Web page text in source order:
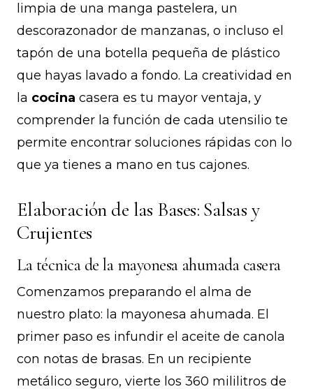
limpia de una manga pastelera, un
descorazonador de manzanas, o incluso el
tapón de una botella pequeña de plástico
que hayas lavado a fondo. La creatividad en
la cocina casera es tu mayor ventaja, y
comprender la función de cada utensilio te
permite encontrar soluciones rápidas con lo
que ya tienes a mano en tus cajones.
Elaboración de las Bases: Salsas y
Crujientes
La técnica de la mayonesa ahumada casera
Comenzamos preparando el alma de
nuestro plato: la mayonesa ahumada. El
primer paso es infundir el aceite de canola
con notas de brasas. En un recipiente
metálico seguro, vierte los 360 mililitros de